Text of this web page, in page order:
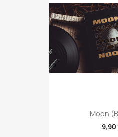
Moon
9,90